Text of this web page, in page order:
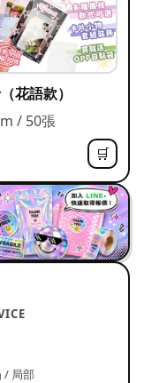
花語款）
/ 50張
🛒
/ 局部